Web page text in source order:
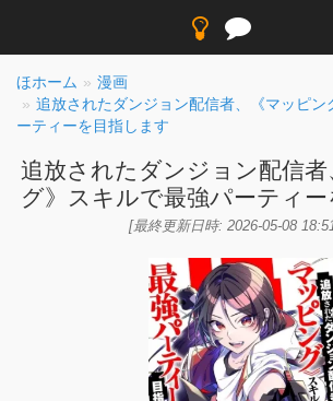
ほホーム
漫画
追放されたダンジョン配信者、《マッピン
ーティーを目指します
追放されたダンジョン配信者
グ》スキルで最強パーティ
[最終更新日時: 2026-05-08